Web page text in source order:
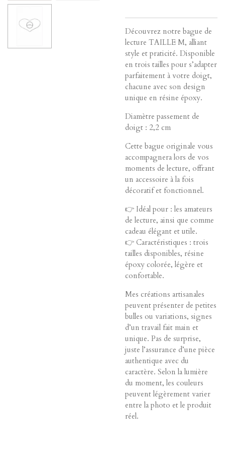
Découvrez notre bague de
lecture TAILLE M, alliant
style et praticité. Disponible
en trois tailles pour s’adapter
parfaitement à votre doigt,
chacune avec son design
unique en résine époxy.
Diamètre passement de
doigt : 2,2 cm
Cette bague originale vous
accompagnera lors de vos
moments de lecture, offrant
un accessoire à la fois
décoratif et fonctionnel.
👉 Idéal pour : les amateurs
de lecture, ainsi que comme
cadeau élégant et utile.
👉 Caractéristiques : trois
tailles disponibles, résine
époxy colorée, légère et
confortable.
Mes créations artisanales
peuvent présenter de petites
bulles ou variations, signes
d’un travail fait main et
unique. Pas de surprise,
juste l’assurance d’une pièce
authentique avec du
caractère. Selon la lumière
du moment, les couleurs
peuvent légèrement varier
entre la photo et le produit
réel.